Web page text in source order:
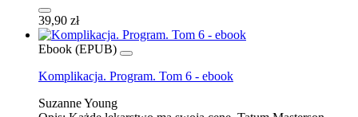
39,90 zł
Ebook (EPUB)
Komplikacja. Program. Tom 6 - ebook
Suzanne Young